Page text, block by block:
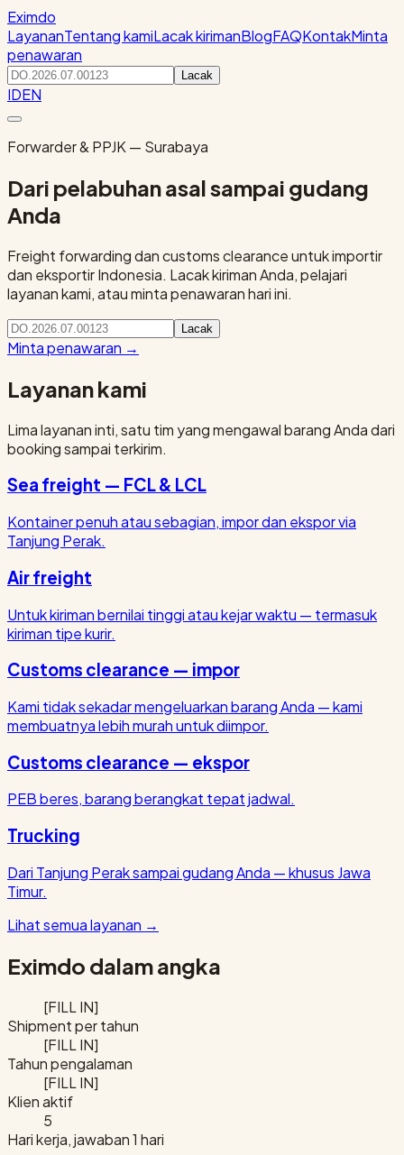
Eximdo
LayananTentang kamiLacak kirimanBlogFAQKontakMinta
penawaran
Lacak
IDEN
Forwarder & PPJK — Surabaya
Dari pelabuhan asal sampai gudang
Anda
Freight forwarding dan customs clearance untuk importir
dan eksportir Indonesia. Lacak kiriman Anda, pelajari
layanan kami, atau minta penawaran hari ini.
Lacak
Minta penawaran →
Layanan kami
Lima layanan inti, satu tim yang mengawal barang Anda dari
booking sampai terkirim.
Sea freight — FCL & LCL
Kontainer penuh atau sebagian, impor dan ekspor via
Tanjung Perak.
Air freight
Untuk kiriman bernilai tinggi atau kejar waktu — termasuk
kiriman tipe kurir.
Customs clearance — impor
Kami tidak sekadar mengeluarkan barang Anda — kami
membuatnya lebih murah untuk diimpor.
Customs clearance — ekspor
PEB beres, barang berangkat tepat jadwal.
Trucking
Dari Tanjung Perak sampai gudang Anda — khusus Jawa
Timur.
Lihat semua layanan →
Eximdo dalam angka
[FILL IN]
Shipment per tahun
[FILL IN]
Tahun pengalaman
[FILL IN]
Klien aktif
5
Hari kerja, jawaban 1 hari